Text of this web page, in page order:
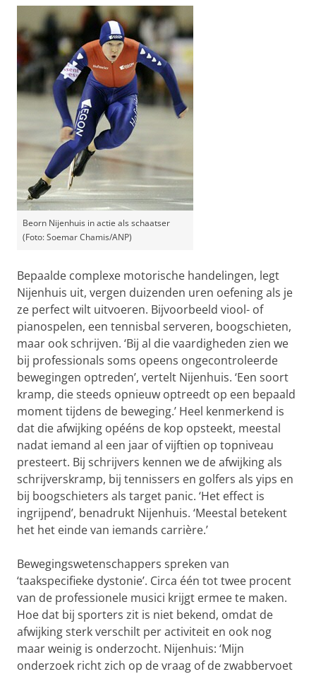
Beorn Nijenhuis in actie als schaatser
(Foto: Soemar Chamis/ANP)
Bepaalde complexe motorische handelingen, legt
Nijenhuis uit, vergen duizenden uren oefening als je
ze perfect wilt uitvoeren. Bijvoorbeeld viool- of
pianospelen, een tennisbal serveren, boogschieten,
maar ook schrijven. ‘Bij al die vaardigheden zien we
bij professionals soms opeens ongecontroleerde
bewegingen optreden’, vertelt Nijenhuis. ‘Een soort
kramp, die steeds opnieuw optreedt op een bepaald
moment tijdens de beweging.’ Heel kenmerkend is
dat die afwijking opééns de kop opsteekt, meestal
nadat iemand al een jaar of vijftien op topniveau
presteert. Bij schrijvers kennen we de afwijking als
schrijverskramp, bij tennissers en golfers als yips en
bij boogschieters als target panic. ‘Het effect is
ingrijpend’, benadrukt Nijenhuis. ‘Meestal betekent
het het einde van iemands carrière.’
Bewegingswetenschappers spreken van
‘taakspecifieke dystonie’. Circa één tot twee procent
van de professionele musici krijgt ermee te maken.
Hoe dat bij sporters zit is niet bekend, omdat de
afwijking sterk verschilt per activiteit en ook nog
maar weinig is onderzocht. Nijenhuis: ‘Mijn
onderzoek richt zich op de vraag of de zwabbervoet